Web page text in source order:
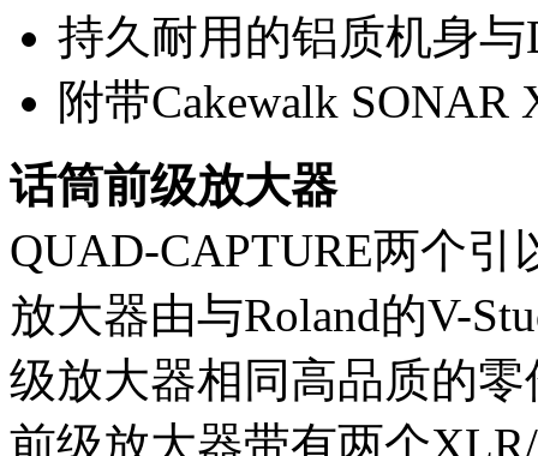
持久耐用的铝质机身
附带Cakewalk SONAR
话筒前级放大器
QUAD-CAPTURE两个
放大器由与Roland的V-
级放大器相同高品质的
前级放大器带有两个